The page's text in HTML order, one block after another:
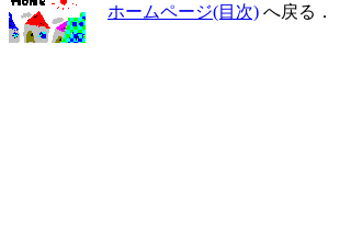
ホームページ(目次) へ戻る．